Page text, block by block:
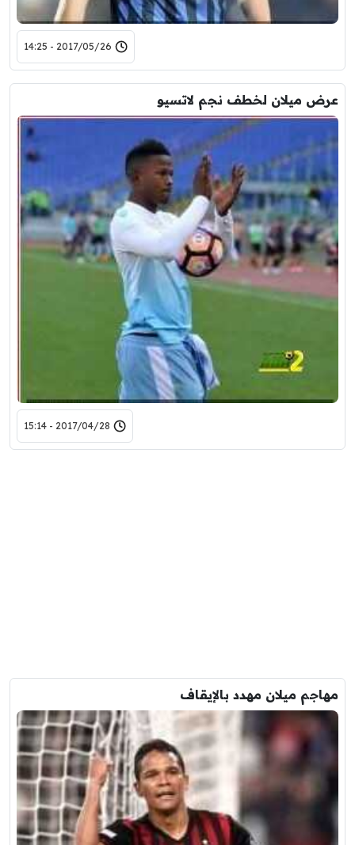
2017/05/26 - 14:25
عرض ميلان لخطف نجم لاتسيو
2017/04/28 - 15:14
مهاجم ميلان مهدد بالإيقاف